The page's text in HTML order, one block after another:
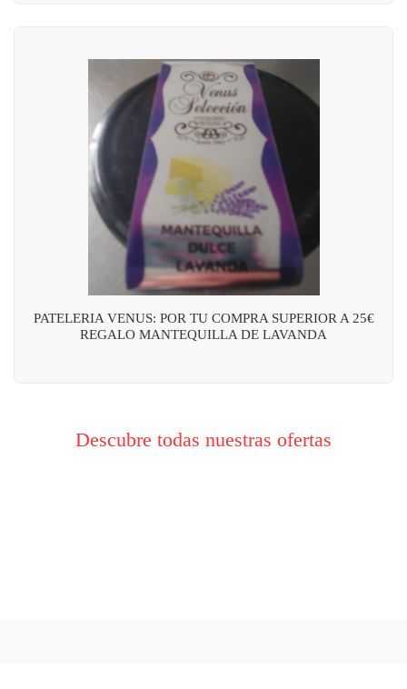
PATELERIA VENUS: POR TU COMPRA SUPERIOR A 25€
REGALO MANTEQUILLA DE LAVANDA
Descubre todas nuestras ofertas